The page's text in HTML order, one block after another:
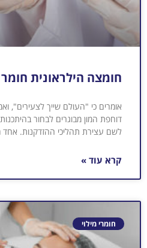
חומצה הילראונית חומר
אומרים כי "העולם שייך לצעירים",
דוחפת המון מבוגרים לבחור
לשם עצירת תהליכי ההזדקנות. אחד
קרא עוד »
חומרי מילוי